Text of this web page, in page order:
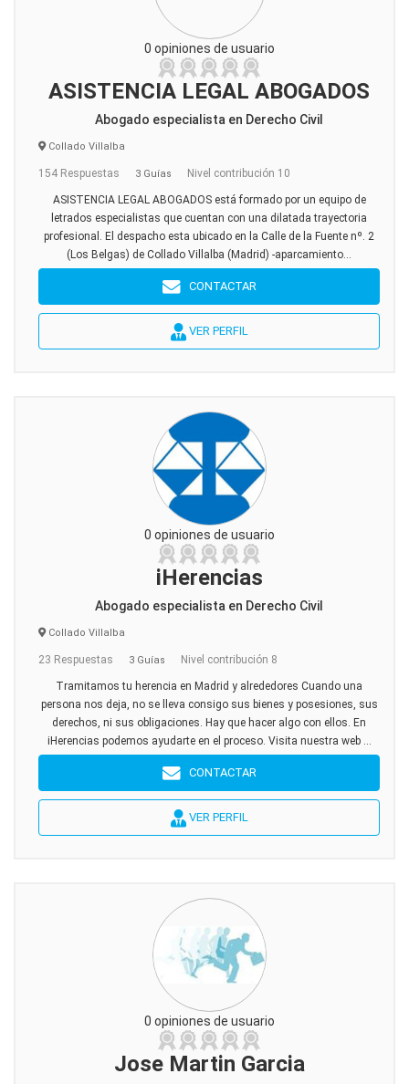
0 opiniones de usuario
ASISTENCIA LEGAL ABOGADOS
Abogado especialista en Derecho Civil
Collado Villalba
154 Respuestas 3 Guías Nivel contribución 10
ASISTENCIA LEGAL ABOGADOS está formado por un equipo de
letrados especialistas que cuentan con una dilatada trayectoria
profesional. El despacho esta ubicado en la Calle de la Fuente nº. 2
(Los Belgas) de Collado Villalba (Madrid) -aparcamiento...
CONTACTAR
VER PERFIL
0 opiniones de usuario
iHerencias
Abogado especialista en Derecho Civil
Collado Villalba
23 Respuestas 3 Guías Nivel contribución 8
Tramitamos tu herencia en Madrid y alrededores Cuando una
persona nos deja, no se lleva consigo sus bienes y posesiones, sus
derechos, ni sus obligaciones. Hay que hacer algo con ellos. En
iHerencias podemos ayudarte en el proceso. Visita nuestra web ...
CONTACTAR
VER PERFIL
0 opiniones de usuario
Jose Martin Garcia